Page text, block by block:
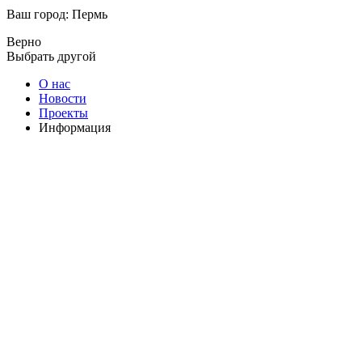
Ваш город: Пермь
Верно
Выбрать другой
О нас
Новости
Проекты
Информация